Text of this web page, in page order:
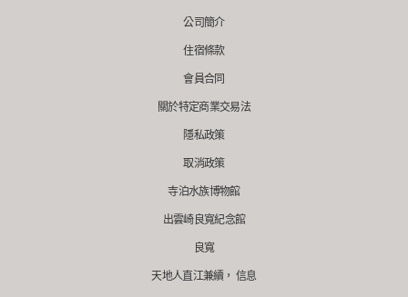
公司簡介
住宿條款
會員合同
關於特定商業交易法
隱私政策
取消政策
寺泊水族博物館
出雲崎良寬紀念館
良寬
天地人直江兼續， 信息